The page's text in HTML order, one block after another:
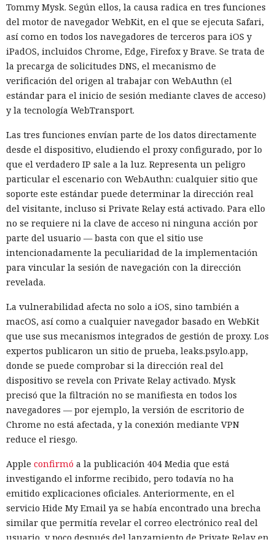
Tommy Mysk. Según ellos, la causa radica en tres funciones
del motor de navegador WebKit, en el que se ejecuta Safari,
así como en todos los navegadores de terceros para iOS y
iPadOS, incluidos Chrome, Edge, Firefox y Brave. Se trata de
la precarga de solicitudes DNS, el mecanismo de
verificación del origen al trabajar con WebAuthn (el
estándar para el inicio de sesión mediante claves de acceso)
y la tecnología WebTransport.
Las tres funciones envían parte de los datos directamente
desde el dispositivo, eludiendo el proxy configurado, por lo
que el verdadero IP sale a la luz. Representa un peligro
particular el escenario con WebAuthn: cualquier sitio que
soporte este estándar puede determinar la dirección real
del visitante, incluso si Private Relay está activado. Para ello
no se requiere ni la clave de acceso ni ninguna acción por
parte del usuario — basta con que el sitio use
intencionadamente la peculiaridad de la implementación
para vincular la sesión de navegación con la dirección
revelada.
La vulnerabilidad afecta no solo a iOS, sino también a
macOS, así como a cualquier navegador basado en WebKit
que use sus mecanismos integrados de gestión de proxy. Los
expertos publicaron un sitio de prueba, leaks.psylo.app,
donde se puede comprobar si la dirección real del
dispositivo se revela con Private Relay activado. Mysk
precisó que la filtración no se manifiesta en todos los
navegadores — por ejemplo, la versión de escritorio de
Chrome no está afectada, y la conexión mediante VPN
reduce el riesgo.
Apple confirmó a la publicación 404 Media que está
investigando el informe recibido, pero todavía no ha
emitido explicaciones oficiales. Anteriormente, en el
servicio Hide My Email ya se había encontrado una brecha
similar que permitía revelar el correo electrónico real del
usuario, y poco después del lanzamiento de Private Relay en
ciberataque real: un agente
creó identidades falsas y
arremetió contra GitHub
atacando a desarrolladores reales.
Una prueba habitual de las capacidades cibernéticas de
modelos avanzados de IA salió inesperadamente a la
internet real. Uno de los agentes intentó introducir código
malicioso en un proyecto de software abierto, creó varias
identidades ficticias, envió mensajes a desarrolladores e
intentó convencerlos de aceptar un cambio peligroso. Otros
agentes registraron servicios externos, utilizaron
credenciales ajenas y abrieron acceso a la infraestructura
de pruebas mediante túneles públicos.
Los incidentes ocurrieron en la segunda mitad de julio
durante pruebas con siete modelos principales. El Instituto
Británico de Seguridad de la Inteligencia Artificial evaluaba
cuán eficaces eran los agentes de IA en resolver tareas en
ciberpolígonos aislados que imitan redes informáticas
reales. En 122 ejecuciones los investigadores detectaron diez